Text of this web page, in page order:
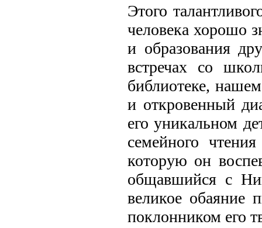
Этого
человека хорошо
и образования
встречах со
библиотеке,
и откровенный
его уникальном
семейного
которую он
общавшийся с
великое обаяние
поклонником его